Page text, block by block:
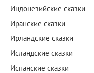
Индонезийские сказки
Иранские сказки
Ирландские сказки
Исландские сказки
Испанские сказки